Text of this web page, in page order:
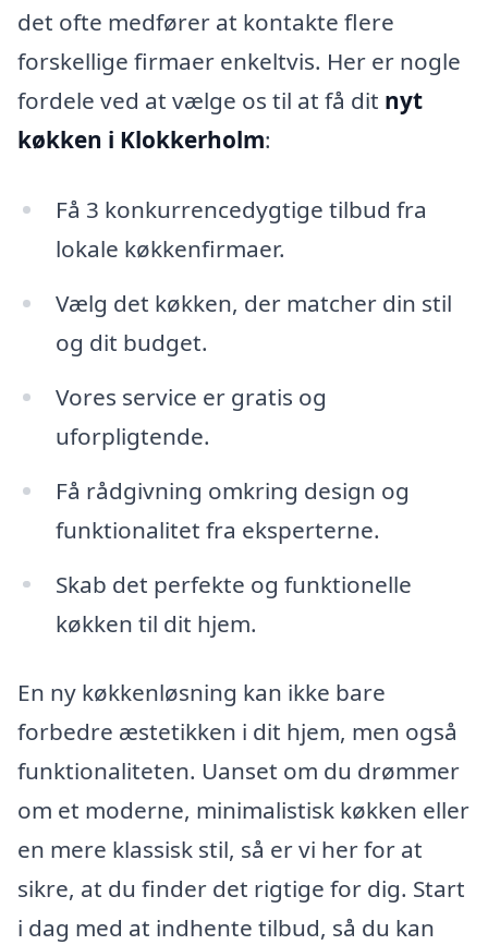
det ofte medfører at kontakte flere
forskellige firmaer enkeltvis. Her er nogle
fordele ved at vælge os til at få dit nyt
køkken i Klokkerholm:
Få 3 konkurrencedygtige tilbud fra
lokale køkkenfirmaer.
Vælg det køkken, der matcher din stil
og dit budget.
Vores service er gratis og
uforpligtende.
Få rådgivning omkring design og
funktionalitet fra eksperterne.
Skab det perfekte og funktionelle
køkken til dit hjem.
En ny køkkenløsning kan ikke bare
forbedre æstetikken i dit hjem, men også
funktionaliteten. Uanset om du drømmer
om et moderne, minimalistisk køkken eller
en mere klassisk stil, så er vi her for at
sikre, at du finder det rigtige for dig. Start
i dag med at indhente tilbud, så du kan